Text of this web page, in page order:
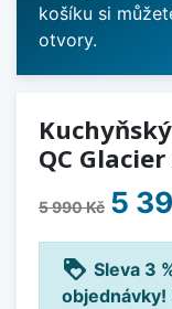
košíku si
otvory.
QC Glacier
5 990 Kč 5
loyalty Sleva 3
objednávky!